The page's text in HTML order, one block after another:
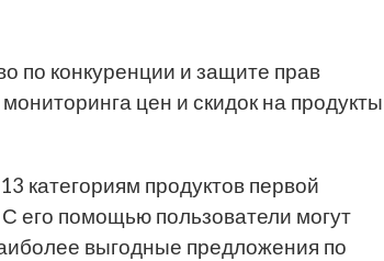
по конкуренции и защите прав
цен и скидок на
категориям продуктов первой
его помощью пользователи могут
выгодные предложения по